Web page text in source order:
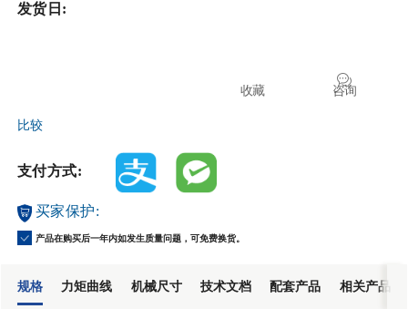
发货日:
咨询
收藏
比较
支付方式:
买家保护:
产品在购买后一年内如发生质量问题，可免费换货。
规格 力矩曲线 机械尺寸 技术文档 配套产品 相关产品